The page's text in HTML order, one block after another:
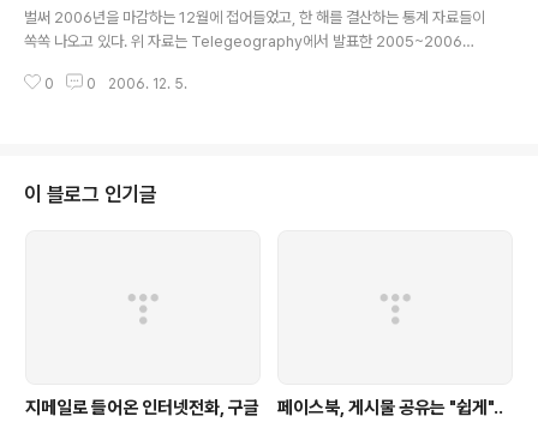
3분기 매출액 2억9천8백만 달러에 비하면 많이 2배 이상 늘어난 것으로 나타
났다. 2006년 말에는 가입자..
벌써 2006년을 마감하는 12월에 접어들었고, 한 해를 결산하는 통계 자료들이
쏙쏙 나오고 있다. 위 자료는 Telegeography에서 발표한 2005~2006년
37.0 8% VoIP 16.8 40.0 138% Skype 7.6 13.8 80% VoIP/Total 10.
기반을 두고 있고, Skype의 경우 쓴 만큼 돈을 내야 하는 종량제에 기반을 두
고 있으니....
0 0 2006. 12. 5.
이 블로그 인기글
지메일로 들어온 인터넷전화, 구글
페이스북, 게시물 공유는 "쉽게"..